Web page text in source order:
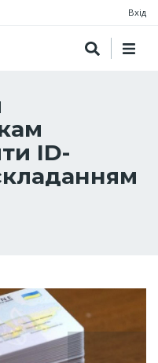
Вхід
ID-